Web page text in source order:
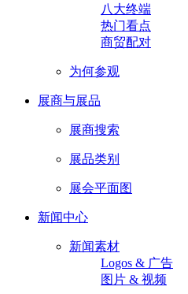
八大终端
热门看点
商贸配对
为何参观
展商与展品
展商搜索
展品类别
展会平面图
新闻中心
新闻素材
Logos & 广告
图片 & 视频